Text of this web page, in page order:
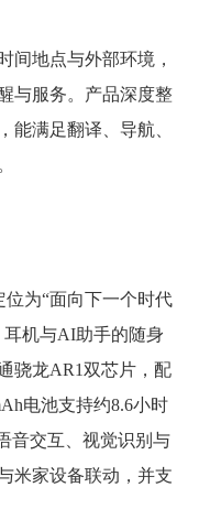
间地点与外部环境，
与服务。产品深度整
能满足翻译、导航、
为“面向下一个时代
机与AI助手的随身
骁龙AR1双芯片，配
电池支持约8.6小时
音交互、视觉识别与
米家设备联动，并支